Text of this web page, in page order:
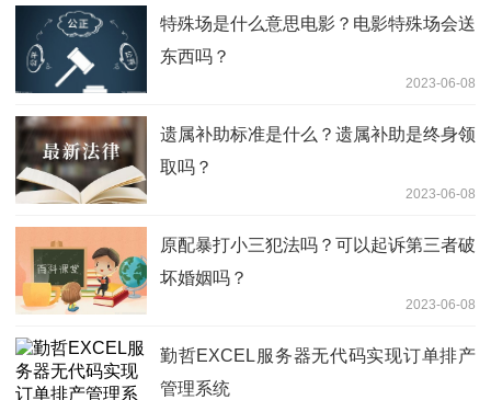
特殊场是什么意思电影？电影特殊场会送
东西吗？
2023-06-08
遗属补助标准是什么？遗属补助是终身领
取吗？
2023-06-08
原配暴打小三犯法吗？可以起诉第三者破
坏婚姻吗？
2023-06-08
勤哲EXCEL服务器无代码实现订单排产
管理系统